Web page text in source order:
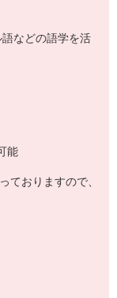
などの語学を活
能
ておりますので、